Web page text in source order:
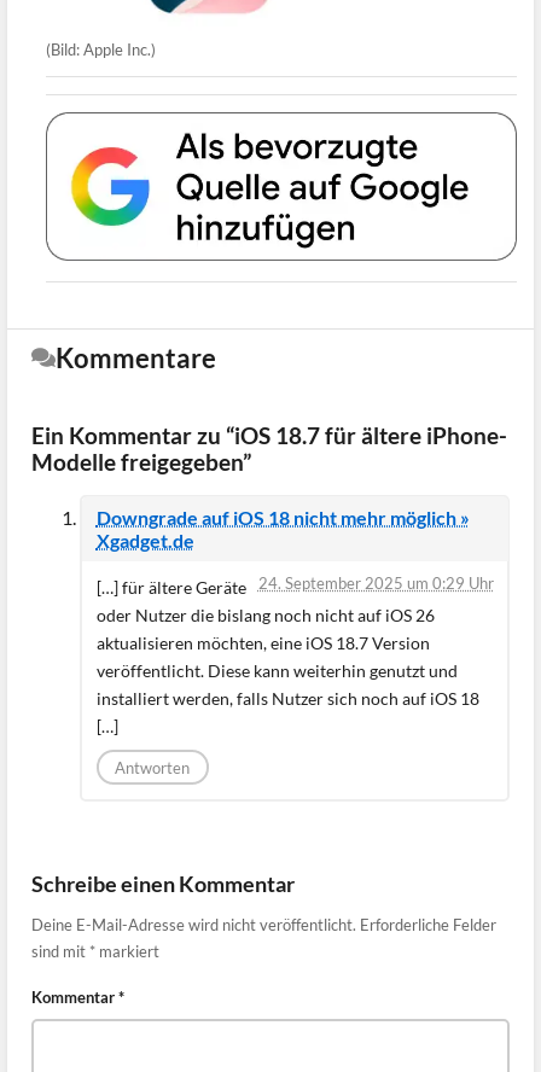
(Bild: Apple Inc.)
Kommentare
Ein Kommentar zu “iOS 18.7 für ältere iPhone-
Modelle freigegeben”
Downgrade auf iOS 18 nicht mehr möglich »
Xgadget.de
24. September 2025 um 0:29 Uhr
[…] für ältere Geräte
oder Nutzer die bislang noch nicht auf iOS 26
aktualisieren möchten, eine iOS 18.7 Version
veröffentlicht. Diese kann weiterhin genutzt und
installiert werden, falls Nutzer sich noch auf iOS 18
[…]
Antworten
Schreibe einen Kommentar
Deine E-Mail-Adresse wird nicht veröffentlicht. Erforderliche Felder
sind mit * markiert
Kommentar*